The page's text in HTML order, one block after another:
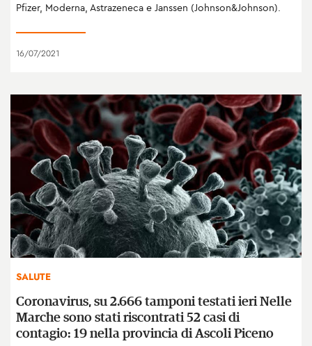
Pfizer, Moderna, Astrazeneca e Janssen (Johnson&Johnson).
16/07/2021
SALUTE
Coronavirus, su 2.666 tamponi testati ieri Nelle
Marche sono stati riscontrati 52 casi di
contagio: 19 nella provincia di Ascoli Piceno